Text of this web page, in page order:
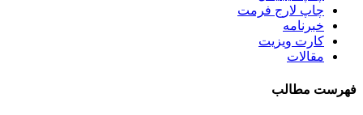
چاپ لارج فرمت
خبرنامه
کارت ویزیت
مقالات
فهرست مطالب